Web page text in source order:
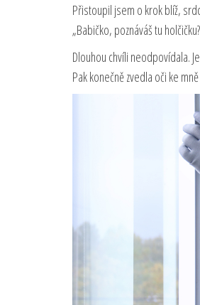
Přistoupil jsem o krok blíž,
„Babičko, poznáváš tu
Dlouhou chvíli neodpovídala.
Pak konečně zvedla oči ke